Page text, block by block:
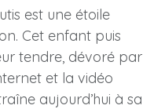
est une étoile
Cet enfant puis
tendre, dévoré par
et la vidéo
aujourd’hui à sa